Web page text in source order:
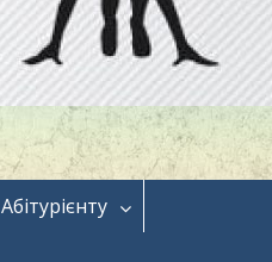
Абітурієнту